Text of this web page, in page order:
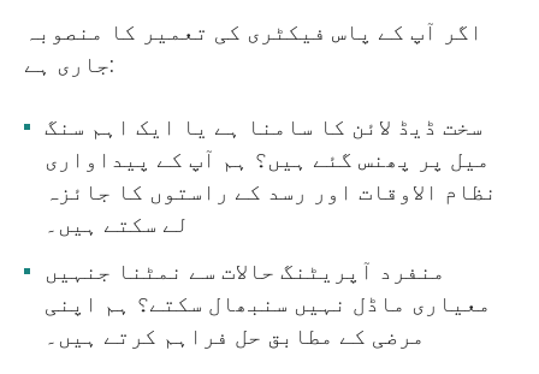
اگر آپ کے پاس فیکٹری کی تعمیر کا منصوبہ
جاری ہے:
سخت ڈیڈ لائن کا سامنا ہے یا ایک اہم سنگ
میل پر پھنس گئے ہیں؟ ہم آپ کے پیداواری
نظام الاوقات اور رسد کے راستوں کا جائزہ
لے سکتے ہیں۔
منفرد آپریٹنگ حالات سے نمٹنا جنہیں
معیاری ماڈل نہیں سنبھال سکتے؟ ہم اپنی
مرضی کے مطابق حل فراہم کرتے ہیں۔